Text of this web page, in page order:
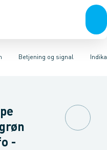
Forgreningsmateriel
Betjening og signal
og softstartere
optiskTilslutningsmodul
-